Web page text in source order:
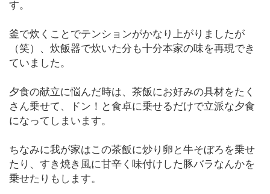
す。
釜で炊くことでテンションがかなり上がりましたが
（笑）、炊飯器で炊いた分も十分本家の味を再現でき
ていました。
夕食の献立に悩んだ時は、茶飯にお好みの具材をたく
さん乗せて、ドン！と食卓に乗せるだけで立派な夕食
になってしまいます。
ちなみに我が家はこの茶飯に炒り卵と牛そぼろを乗せ
たり、すき焼き風に甘辛く味付けした豚バラなんかを
乗せたりもします。